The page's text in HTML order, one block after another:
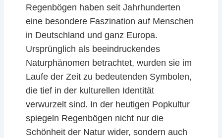
Regenbögen haben seit Jahrhunderten
eine besondere Faszination auf Menschen
in Deutschland und ganz Europa.
Ursprünglich als beeindruckendes
Naturphänomen betrachtet, wurden sie im
Laufe der Zeit zu bedeutenden Symbolen,
die tief in der kulturellen Identität
verwurzelt sind. In der heutigen Popkultur
spiegeln Regenbögen nicht nur die
Schönheit der Natur wider, sondern auch